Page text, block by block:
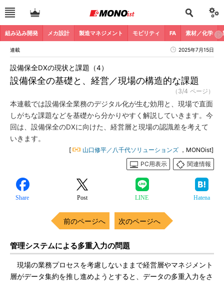
組み込み開発 メカ設計 製造マネジメント モビリティ FA 素材／化学
連載 2025年7月15日
設備保全の基礎と、経営／現場の構造的な課題
設備保全DXの現状と課題（4）
（3/4 ページ）
本連載では設備保全業務のデジタル化が生む効用と、現場で直面
しがちな課題などを基礎から分かりやすく解説していきます。今
回は、設備保全のDXに向けた、経営層と現場の認識差を考えて
いきます。
[ 山口修平／八千代ソリューションズ ，MONOist]
PC用表示
関連情報
Share Post LINE Hatena
前のページへ 次のページへ
管理システムによる多重入力の問題
現場の業務プロセスを考慮しないままで経営層やマネジメント
層がデータ集約を推し進めようとすると、データの多重入力をさ